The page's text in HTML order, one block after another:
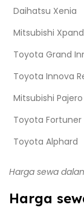
Daihatsu Xenia
Mitsubishi
Toyota Grand
Toyota Innova
Mitsubishi Pajero
Toyota Fortuner
Toyota Alphard
Harga sewa
Harga